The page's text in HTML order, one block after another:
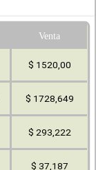
Venta
$ 1520,00
$ 1728,649
$ 293,222
$ 37,187